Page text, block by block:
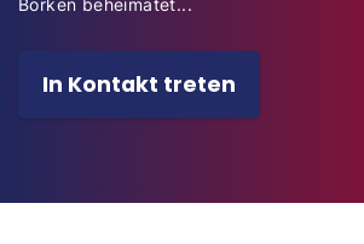
Borken beheimatet...
In Kontakt treten